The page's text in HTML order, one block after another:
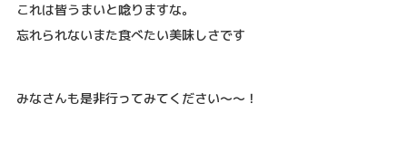
これは皆うまいと唸りますな。
忘れられないまた食べたい美味しさです
みなさんも是非行ってみてください～～！